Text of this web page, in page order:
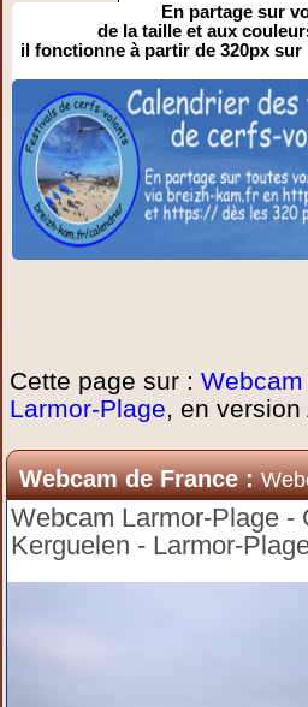
En partage sur
de la taille et aux
il fonctionne à partir de 320px
Cette page sur :
Larmor-Plage, en version
Webcam de France :
Larmor-Plage
Webcam Larmor-Plage -
Kerguelen - Larmor-